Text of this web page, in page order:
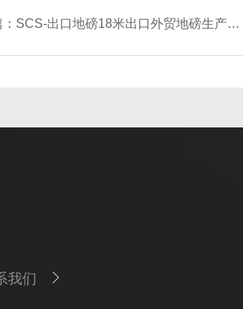
SCS-出口地磅18米出口外贸地磅生产厂家-定制价格
我们